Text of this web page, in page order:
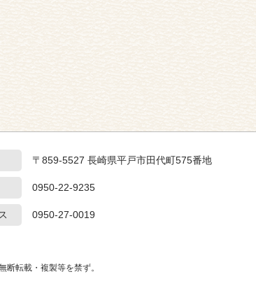
〒859-5527 長崎県平戸市田代町575番地
0950-22-9235
0950-27-0019
転載・複製等を禁ず。